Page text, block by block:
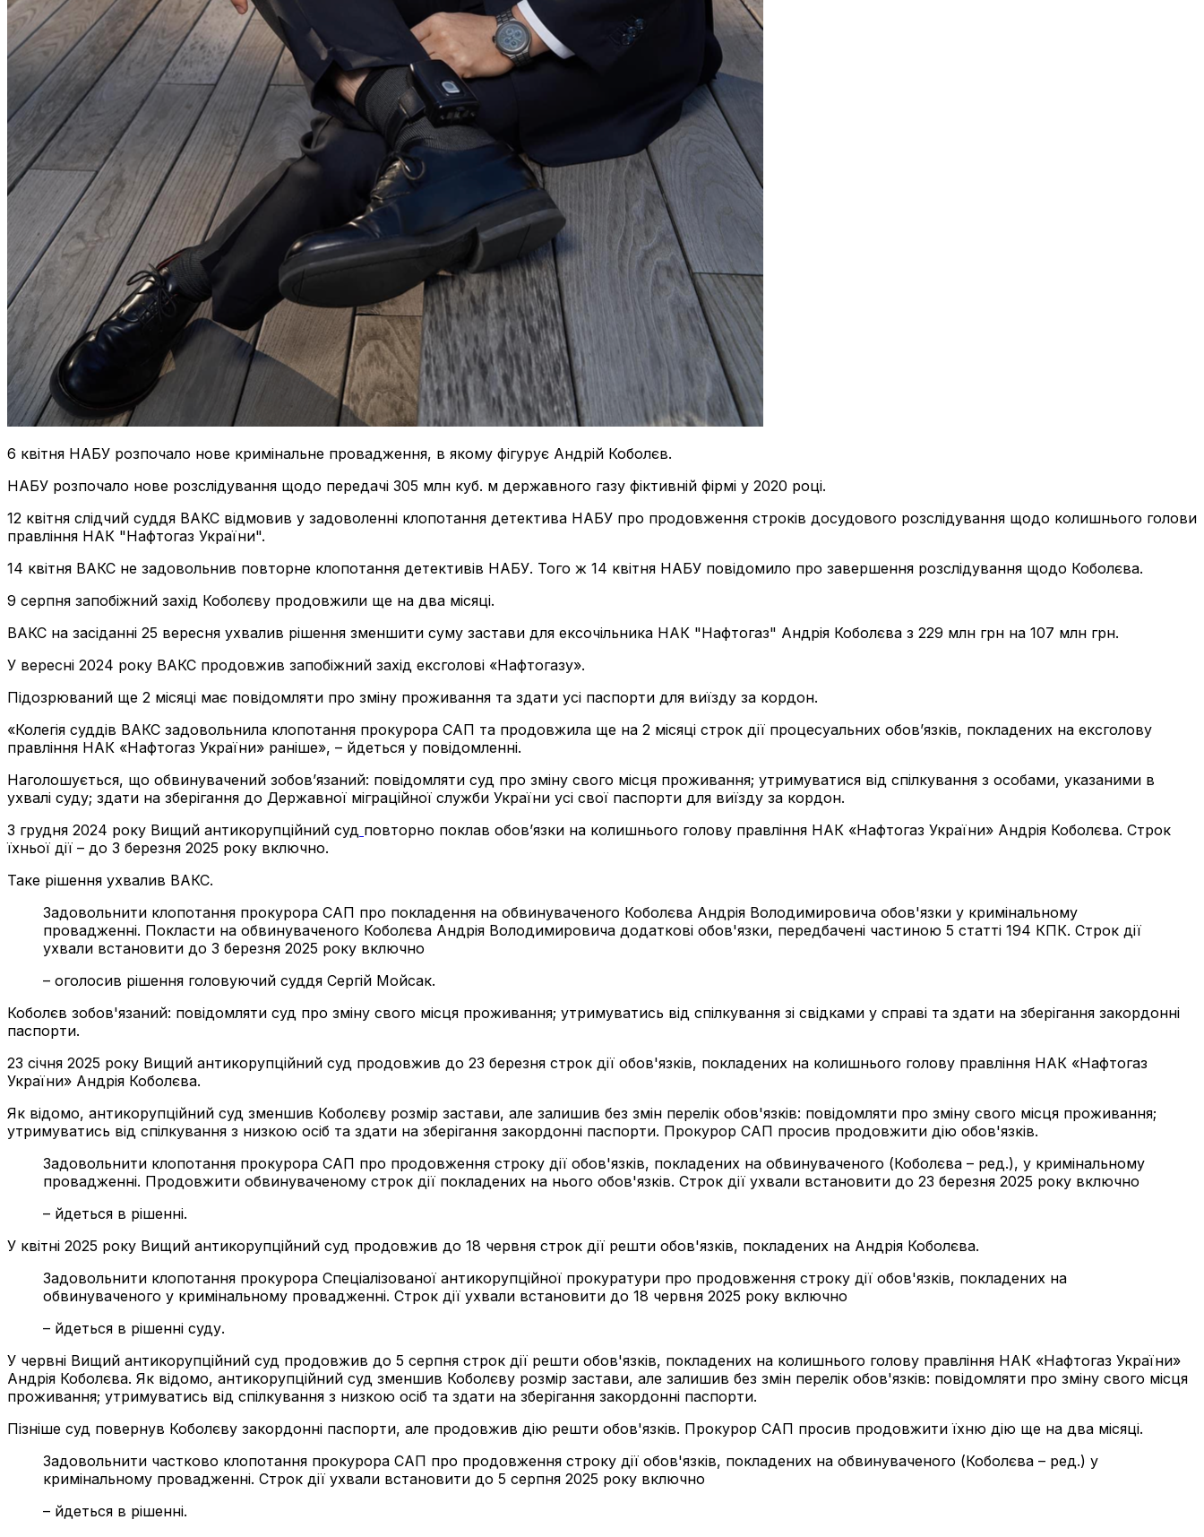
6 квітня НАБУ розпочало нове кримінальне провадження, в якому фігурує Андрій Коболєв.
НАБУ розпочало нове розслідування щодо передачі 305 млн куб. м державного газу фіктивній фірмі у 2020 році.
12 квітня слідчий суддя ВАКС відмовив у задоволенні клопотання детектива НАБУ про продовження строків досудового розслідування щодо колишнього голови
правління НАК "Нафтогаз України".
14 квітня ВАКС не задовольнив повторне клопотання детективів НАБУ. Того ж 14 квітня НАБУ повідомило про завершення розслідування щодо Коболєва.
9 серпня запобіжний захід Коболєву продовжили ще на два місяці.
ВАКС на засіданні 25 вересня ухвалив рішення зменшити суму застави для ексочільника НАК "Нафтогаз" Андрія Коболєва з 229 млн грн на 107 млн грн.
У вересні 2024 року ВАКС продовжив запобіжний захід ексголові «Нафтогазу».
Підозрюваний ще 2 місяці має повідомляти про зміну проживання та здати усі паспорти для виїзду за кордон.
«Колегія суддів ВАКС задовольнила клопотання прокурора САП та продовжила ще на 2 місяці строк дії процесуальних обов’язків, покладених на ексголову
правління НАК «Нафтогаз України» раніше», – йдеться у повідомленні.
Наголошується, що обвинувачений зобов’язаний: повідомляти суд про зміну свого місця проживання; утримуватися від спілкування з особами, указаними в
ухвалі суду; здати на зберігання до Державної міграційної служби України усі свої паспорти для виїзду за кордон.
3 грудня 2024 року Вищий антикорупційний суд повторно поклав обов’язки на колишнього голову правління НАК «Нафтогаз України» Андрія Коболєва. Строк
їхньої дії – до 3 березня 2025 року включно.
Таке рішення ухвалив ВАКС.
Задовольнити клопотання прокурора САП про покладення на обвинуваченого Коболєва Андрія Володимировича обов'язки у кримінальному
провадженні. Покласти на обвинуваченого Коболєва Андрія Володимировича додаткові обов'язки, передбачені частиною 5 статті 194 КПК. Строк дії
ухвали встановити до 3 березня 2025 року включно
– оголосив рішення головуючий суддя Сергій Мойсак.
Коболєв зобов'язаний: повідомляти суд про зміну свого місця проживання; утримуватись від спілкування зі свідками у справі та здати на зберігання закордонні
паспорти.
23 січня 2025 року Вищий антикорупційний суд продовжив до 23 березня строк дії обов'язків, покладених на колишнього голову правління НАК «Нафтогаз
України» Андрія Коболєва.
Як відомо, антикорупційний суд зменшив Коболєву розмір застави, але залишив без змін перелік обов'язків: повідомляти про зміну свого місця проживання;
утримуватись від спілкування з низкою осіб та здати на зберігання закордонні паспорти. Прокурор САП просив продовжити дію обов'язків.
Задовольнити клопотання прокурора САП про продовження строку дії обов'язків, покладених на обвинуваченого (Коболєва – ред.), у кримінальному
провадженні. Продовжити обвинуваченому строк дії покладених на нього обов'язків. Строк дії ухвали встановити до 23 березня 2025 року включно
– йдеться в рішенні.
У квітні 2025 року Вищий антикорупційний суд продовжив до 18 червня строк дії решти обов'язків, покладених на Андрія Коболєва.
Задовольнити клопотання прокурора Спеціалізованої антикорупційної прокуратури про продовження строку дії обов'язків, покладених на
обвинуваченого у кримінальному провадженні. Строк дії ухвали встановити до 18 червня 2025 року включно
– йдеться в рішенні суду.
У червні Вищий антикорупційний суд продовжив до 5 серпня строк дії решти обов'язків, покладених на колишнього голову правління НАК «Нафтогаз України»
Андрія Коболєва. Як відомо, антикорупційний суд зменшив Коболєву розмір застави, але залишив без змін перелік обов'язків: повідомляти про зміну свого місця
проживання; утримуватись від спілкування з низкою осіб та здати на зберігання закордонні паспорти.
Пізніше суд повернув Коболєву закордонні паспорти, але продовжив дію решти обов'язків. Прокурор САП просив продовжити їхню дію ще на два місяці.
Задовольнити частково клопотання прокурора САП про продовження строку дії обов'язків, покладених на обвинуваченого (Коболєва – ред.) у
кримінальному провадженні. Строк дії ухвали встановити до 5 серпня 2025 року включно
– йдеться в рішенні.